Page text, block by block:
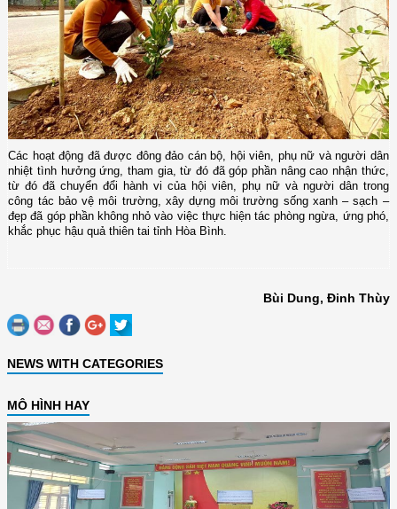
Các hoạt động đã được đông đảo cán bộ, hội viên, phụ nữ và người dân
nhiệt tình hưởng ứng, tham gia, từ đó đã góp phần nâng cao nhận thức,
từ đó đã chuyển đổi hành vi của hội viên, phụ nữ và người dân trong
công tác bảo vệ môi trường, xây dựng môi trường sống xanh – sạch –
đẹp đã góp phần không nhỏ vào việc thực hiện tác phòng ngừa, ứng phó,
khắc phục hậu quả thiên tai tỉnh Hòa Bình.
Bùi Dung, Đinh Thùy
NEWS WITH CATEGORIES
MÔ HÌNH HAY